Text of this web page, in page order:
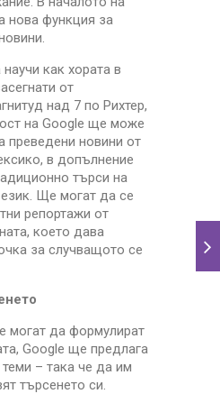
нова функция за
как хората в
от
над 7 по Рихтер,
на Google ще може
преведени новини от
в допълнение
търси на
Ще могат да се
репортажи от
което дава
за случващото се
могат да формулират
Google ще предлага
– така че да им
търсенето си.